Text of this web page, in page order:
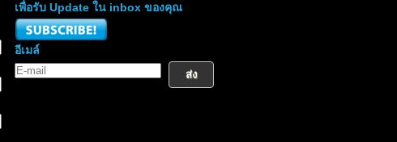
เพื่อรับ Update ใน inbox ของคุณ
อีเมล์
ส่ง